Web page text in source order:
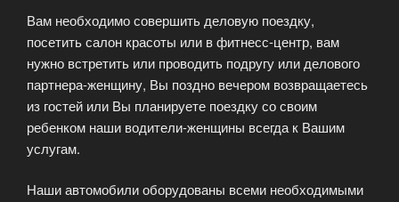
Вам необходимо совершить деловую поездку,
посетить салон красоты или в фитнесс-центр, вам
нужно встретить или проводить подругу или делового
партнера-женщину, Вы поздно вечером возвращаетесь
из гостей или Вы планируете поездку со своим
ребенком наши водители-женщины всегда к Вашим
услугам.
Наши автомобили оборудованы всеми необходимыми